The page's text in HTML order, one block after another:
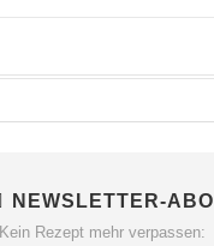
NEWSLETTER-ABO
Kein Rezept mehr verpassen: